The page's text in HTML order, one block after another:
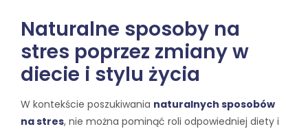
Naturalne sposoby na
stres poprzez zmiany w
diecie i stylu życia
W kontekście poszukiwania naturalnych sposobów
na stres, nie można pominąć roli odpowiedniej diety i